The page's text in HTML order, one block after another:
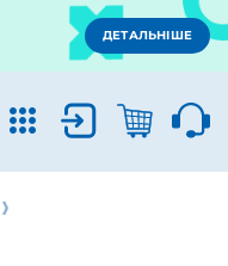
ДЕТАЛЬНІШЕ